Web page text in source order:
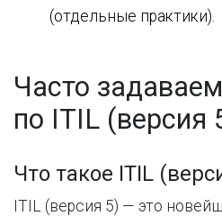
(отдельные практики)
Часто
по ITIL (версия
Что такое ITIL
ITIL (версия 5) — это